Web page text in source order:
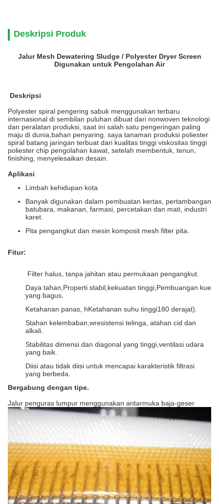
Deskripsi Produk
Jalur Mesh Dewatering Sludge / Polyester Dryer Screen
Digunakan untuk Pengolahan Air
Deskripsi
Polyester spiral pengering sabuk menggunakan terbaru
internasional di sembilan puluhan dibuat dari nonwoven teknologi
dan peralatan produksi, saat ini salah satu pengeringan paling
maju di dunia,bahan penyaring. saya tanaman produksi poliester
spiral batang jaringan terbuat dari kualitas tinggi viskositas tinggi
poliester chip pengolahan kawat, setelah membentuk, tenun,
finishing, menyelesaikan desain.
Aplikasi
Limbah kehidupan kota
Banyak digunakan dalam pembuatan kertas, pertambangan
batubara, makanan, farmasi, percetakan dan mati, industri
karet.
Pita pengangkut dan mesin komposit mesh filter pita.
Fitur:
Filter halus, tanpa jahitan atau permukaan pengangkut.
Daya tahan, Properti stabil kekuatan tinggi Pembuangan kue
yang bagus.
Ketahanan panas, hKetahanan suhu tinggi180 derajat)
Stahan kelembaban wresistensi telinga atahan cid dan
alkali
Stabilitas dimensi dan diagonal yang tinggi ventilasi udara
yang baik
Diisi atau tidak diisi untuk mencapai karakteristik filtrasi
yang berbeda.
Bergabung dengan tipe.
Jalur penguras lumpur menggunakan antarmuka baja-geser